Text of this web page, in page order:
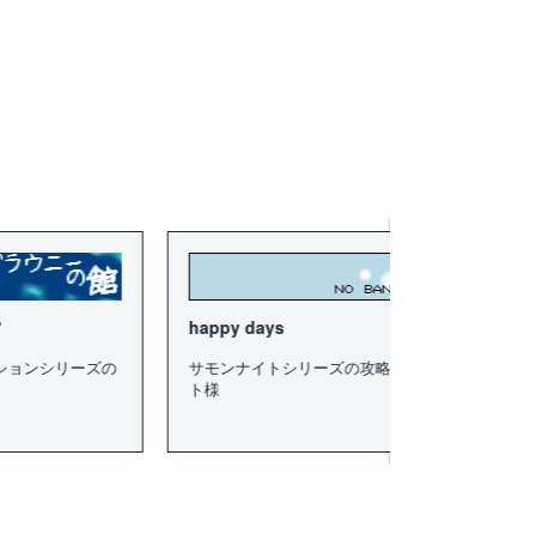
サモンナイトシリーズの攻略サイ
エグリアの精霊のセリ